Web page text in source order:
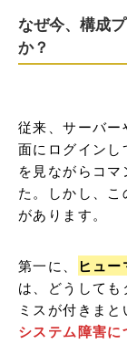
なぜ今、構成
か？
従来、サーバ
面にログイン
を見ながらコ
た。しかし、
があります。
第一に、 ヒュ
は、どうして
ミスが付きまと
システム障害に